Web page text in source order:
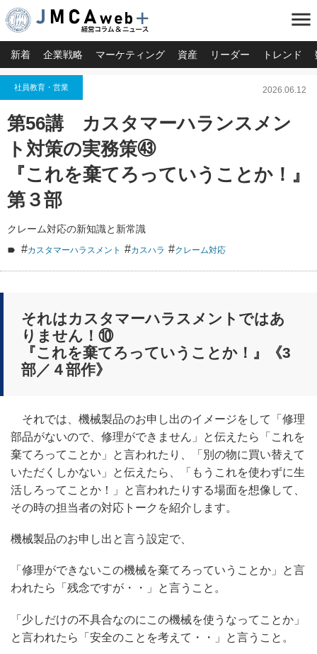
menu
新着 企業戦略 マーケティング 資産 リーダー トレンド
社員教育・営業 2026.06.12
第56講 カスタマーハランスメン
ト対策の実務策㊸
『これを棄てろっていうことか！』
第３部
クレーム対応の新知識と新常識
#カスタマーハラスメント #カスハラ #クレーム対応
それはカスタマーハラスメントではあ
りません！⑩
『これを棄てろっていうことか！』《3
部／４部作》
それでは、機械製品のお申し出のイメージをして「修理
部品がないので、修理ができません」と伝えたら「これを
棄てろってことか」と言われたり、「別の物に買い替えて
いただくしかない」と伝えたら、「もうこれを使わずに生
活しろってことか！」と言われたりする場面を想像して、
その時の担当者の対応トークを紹介します。
機械製品のお申し出と言う設定で、
「修理ができないこの機械を棄てろっていうことか」と言
われたら「残念ですが・・」と言うこと。
「少しだけの不具合なのにこの機械を使うなってことか」
と言われたら「安全のことを考えて・・」と言うこと。